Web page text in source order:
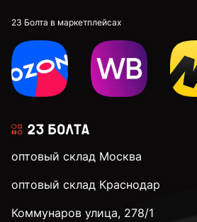
23 Болта в маркетплейсах
оптовый склад Москва
оптовый склад Краснодар
Коммунаров улица, 278/1